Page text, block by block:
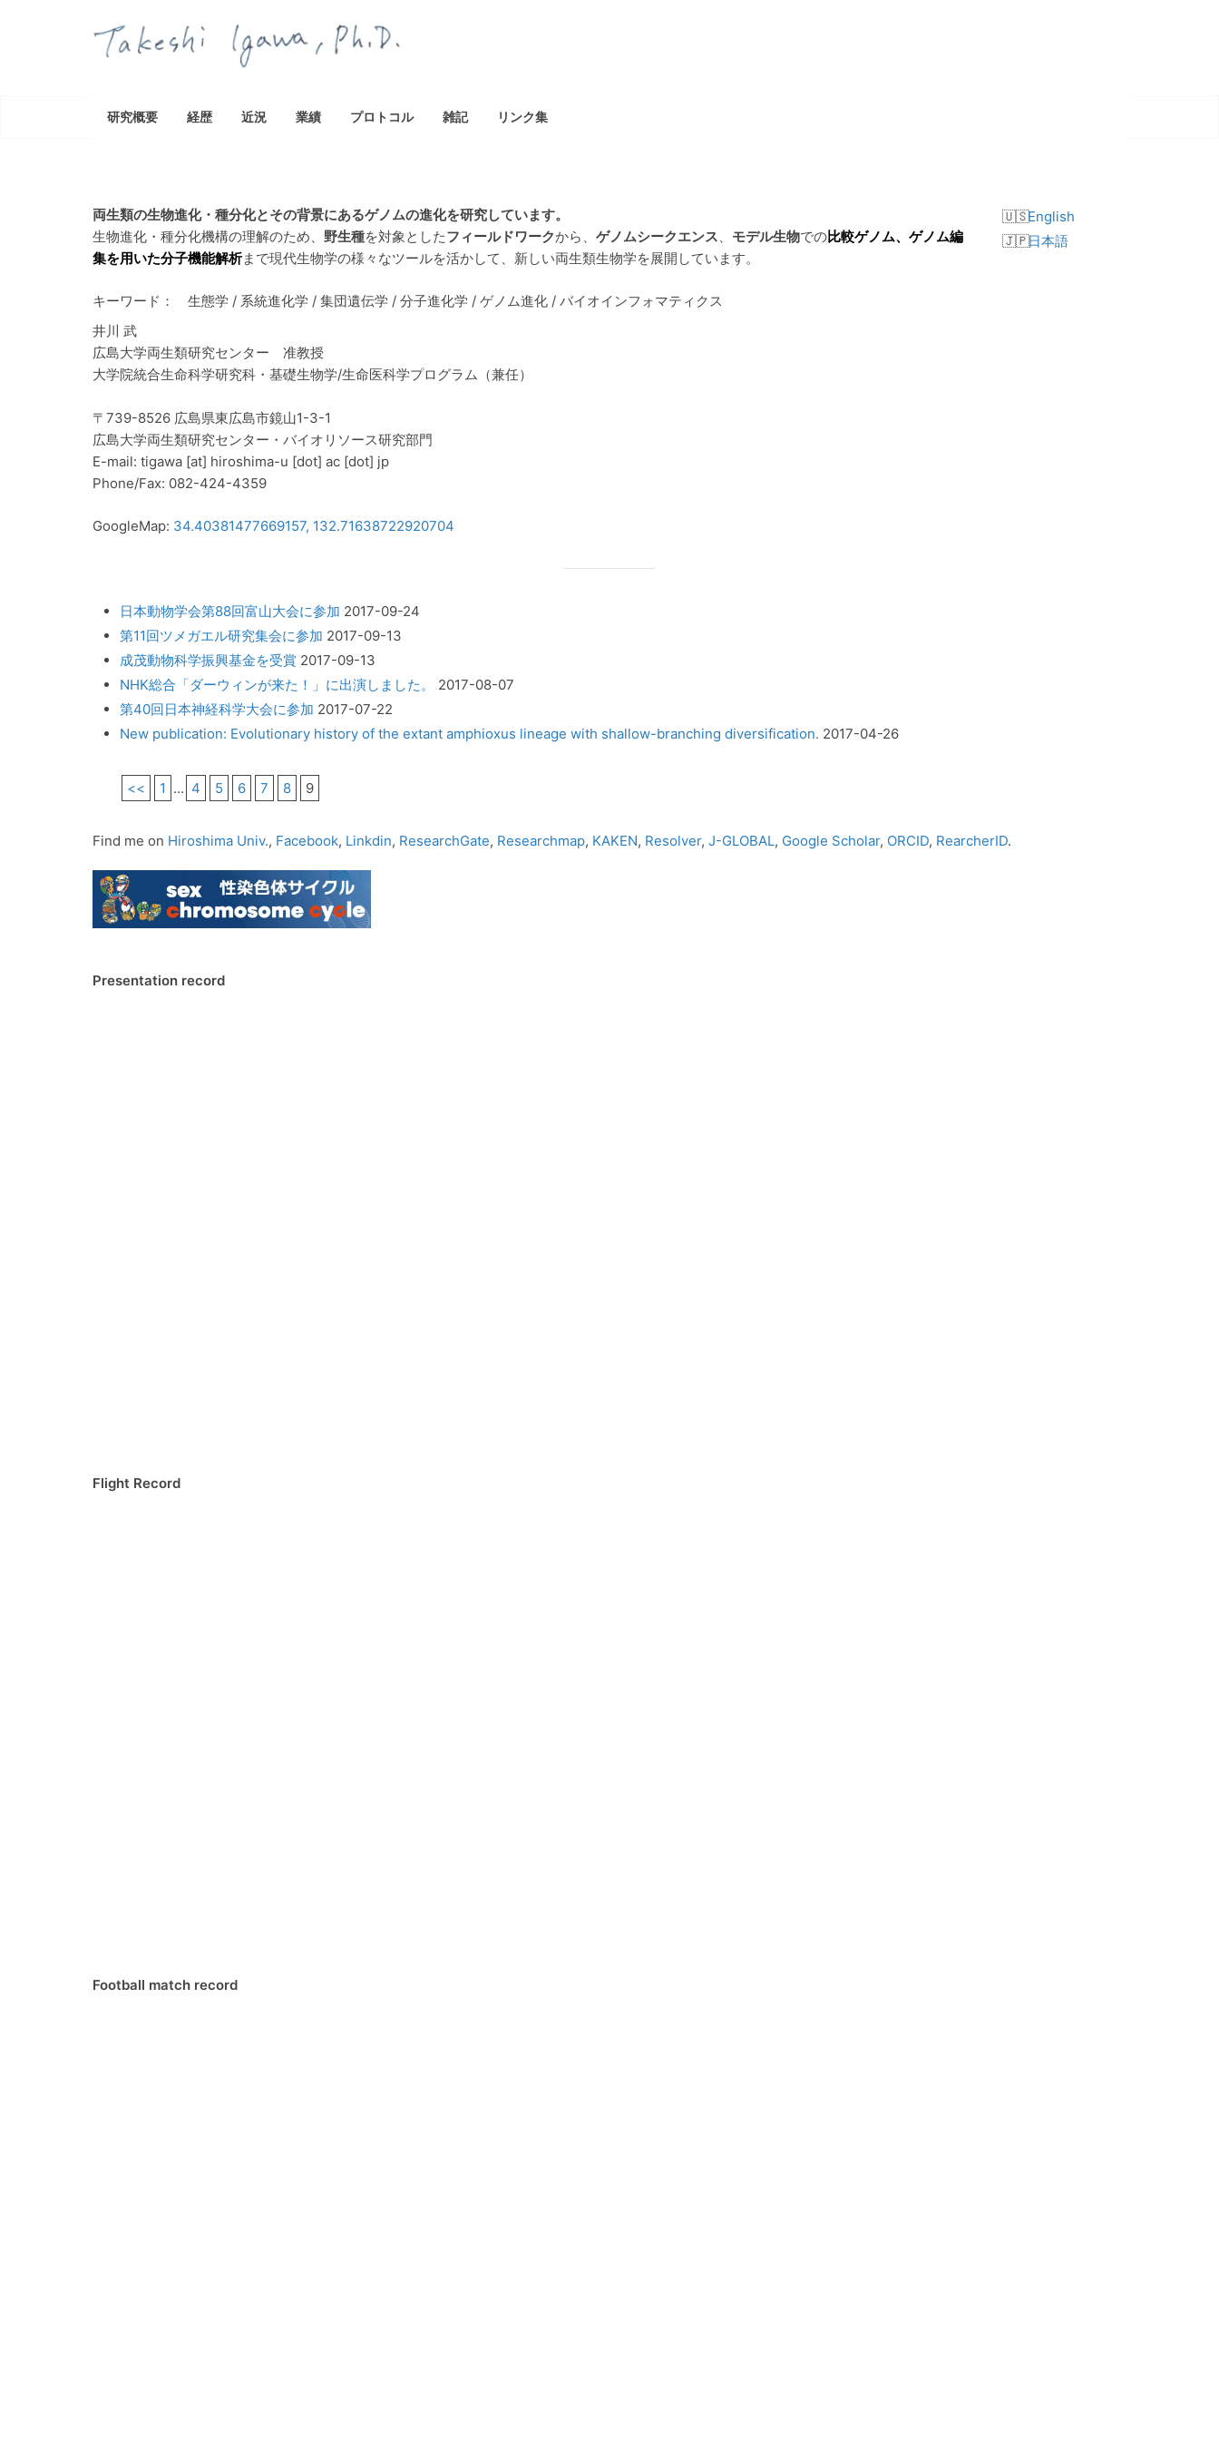
研究概要 経歴 近況 業績 プロトコル 雑記 リンク集
両生類の生物進化・種分化とその背景にあるゲノムの進化を研究しています。
生物進化・種分化機構の理解のため、 野生種を対象としたフィールドワークから、 ゲノムシークエンス、 モデル生物での比較ゲノム、ゲノム編
集を用いた分子機能解析まで現代生物学の様々なツールを活かして、新しい両生類生物学を展開しています。
キーワード： 生態学 / 系統進化学 / 集団遺伝学 / 分子進化学 / ゲノム進化 / バイオインフォマティクス
English
日本語
井川 武
広島大学両生類研究センター 准教授
大学院統合生命科学研究科・基礎生物学/生命医科学プログラム（兼任）
〒739-8526 広島県東広島市鏡山1-3-1
広島大学両生類研究センター・バイオリソース研究部門
E-mail: tigawa [at] hiroshima-u [dot] ac [dot] jp
Phone/Fax: 082-424-4359
GoogleMap: 34.40381477669157, 132.71638722920704
日本動物学会第88回富山大会に参加 2017-09-24
第11回ツメガエル研究集会に参加 2017-09-13
成茂動物科学振興基金を受賞 2017-09-13
NHK総合「ダーウィンが来た！」に出演しました。
2017-08-07
第40回日本神経科学大会に参加 2017-07-22
New publication: Evolutionary history of the extant amphioxus lineage with shallow-branching diversification. 2017-04-26
<< 1 ... 4 5 6 7 8 9
Find me on Hiroshima Univ., Facebook, Linkdin, ResearchGate, Researchmap, KAKEN, Resolver, J-GLOBAL, Google Scholar, ORCID, RearcherID.
Presentation record
Flight Record
Football match record